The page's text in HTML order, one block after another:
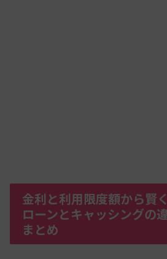
金利と利用限度額から賢
ローンとキャッシングの
まとめ